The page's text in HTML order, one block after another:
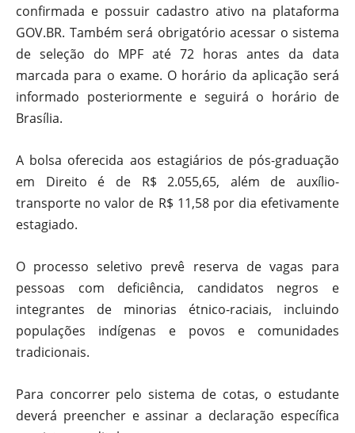
confirmada e possuir cadastro ativo na plataforma
GOV.BR. Também será obrigatório acessar o sistema
de seleção do MPF até 72 horas antes da data
marcada para o exame. O horário da aplicação será
informado posteriormente e seguirá o horário de
Brasília.
A bolsa oferecida aos estagiários de pós-graduação
em Direito é de R$ 2.055,65, além de auxílio-
transporte no valor de R$ 11,58 por dia efetivamente
estagiado.
O processo seletivo prevê reserva de vagas para
pessoas com deficiência, candidatos negros e
integrantes de minorias étnico-raciais, incluindo
populações indígenas e povos e comunidades
tradicionais.
Para concorrer pelo sistema de cotas, o estudante
deverá preencher e assinar a declaração específica